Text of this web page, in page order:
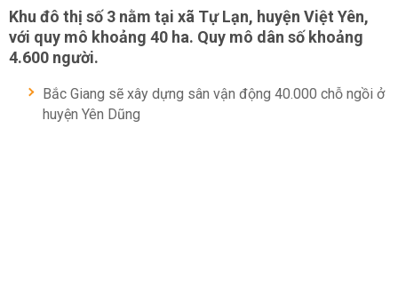
Khu đô thị số 3 nằm tại xã Tự Lạn, huyện Việt Yên,
với quy mô khoảng 40 ha. Quy mô dân số khoảng
4.600 người.
Bắc Giang sẽ xây dựng sân vận động 40.000 chỗ ngồi ở
huyện Yên Dũng